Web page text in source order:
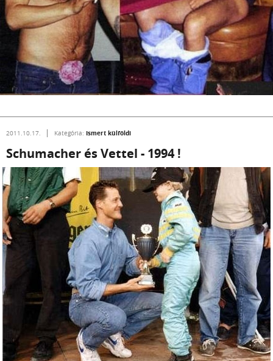
2011.10.17. Kategória: Ismert külföldi
Schumacher és Vettel - 1994 !